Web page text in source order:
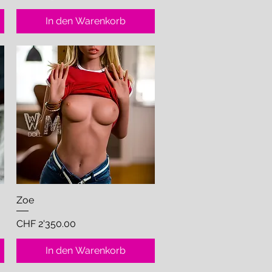
In den Warenkorb
Zoe
Preis
CHF 2'350.00
In den Warenkorb